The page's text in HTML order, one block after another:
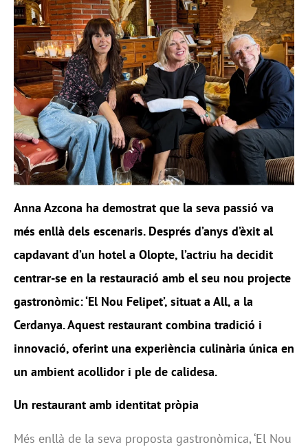
Anna Azcona ha demostrat que la seva passió va
més enllà dels escenaris. Després d’anys d’èxit al
capdavant d’un hotel a Olopte, l’actriu ha decidit
centrar-se en la restauració amb el seu nou projecte
gastronòmic: ‘El Nou Felipet’, situat a All, a la
Cerdanya. Aquest restaurant combina tradició i
innovació, oferint una experiència culinària única en
un ambient acollidor i ple de calidesa.
Un restaurant amb identitat pròpia
Més enllà de la seva proposta gastronòmica, ‘El Nou